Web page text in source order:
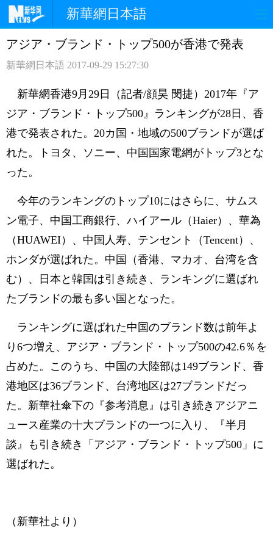
新華網日本語
ホームページ 政治 経済
観光 評論 写真
中日対訳
アジア・ブランド・トップ500が香港で発表
新華網日本語 2017-09-29 15:27:30
新華網香港9月29日（記者/顔昊 閔捷）2017年『ア
ジア・ブランド・トップ500』ランキングが28日、香
港で発表された。20カ国・地域の500ブランドが選ば
れた。トヨタ、ソニー、中国国家電網がトップ3とな
った。
今年のランキングのトップ10にはさらに、サムス
ン電子、中国工商銀行、ハイアール（Haier）、華為
（HUAWEI）、中国人寿、テンセント（Tencent）、
ホンダが選ばれた。中国（香港、マカオ、台湾を含
む）、日本と韓国は引き続き、ランキングに選ばれ
たブランドの最も多い国となった。
ランキングに選ばれた中国のブランド数は前年よ
り6つ増え、アジア・ブランド・トップ500の42.6％を
占めた。このうち、中国の大陸部は149ブランド、香
港地区は36ブランド、台湾地区は27ブランドだっ
た。新華社傘下の『参考消息』は引き続きアジアニ
ュース産業の十大ブランドの一つに入り、『半月
談』も引き続き「アジア・ブランド・トップ500」に
選ばれた。
（新華社より）